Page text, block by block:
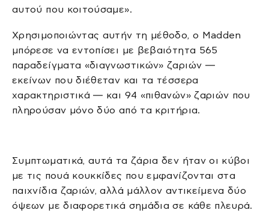
αυτού που κοιτούσαμε».
Χρησιμοποιώντας αυτήν τη μέθοδο, ο Madden
μπόρεσε να εντοπίσει με βεβαιότητα 565
παραδείγματα «διαγνωστικών» ζαριών —
εκείνων που διέθεταν και τα τέσσερα
χαρακτηριστικά — και 94 «πιθανών» ζαριών που
πληρούσαν μόνο δύο από τα κριτήρια.
Συμπτωματικά, αυτά τα ζάρια δεν ήταν οι κύβοι
με τις πουά κουκκίδες που εμφανίζονται στα
παιχνίδια ζαριών, αλλά μάλλον αντικείμενα δύο
όψεων με διαφορετικά σημάδια σε κάθε πλευρά.